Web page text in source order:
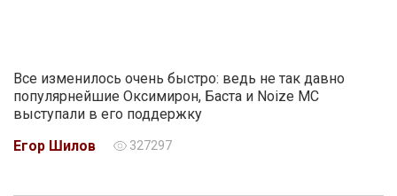
Все изменилось очень быстро: ведь не так давно
популярнейшие Оксимирон, Баста и Noize MC
выступали в его поддержку
Егор Шилов
327297